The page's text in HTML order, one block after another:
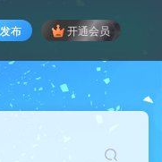
发布 开通会员